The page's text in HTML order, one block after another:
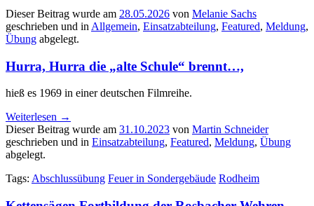
Dieser Beitrag wurde am 28.05.2026 von Melanie Sachs
geschrieben und in Allgemein, Einsatzabteilung, Featured, Meldung,
Übung abgelegt.
Hurra, Hurra die „alte Schule“ brennt…,
hieß es 1969 in einer deutschen Filmreihe.
Weiterlesen →
Dieser Beitrag wurde am 31.10.2023 von Martin Schneider
geschrieben und in Einsatzabteilung, Featured, Meldung, Übung
abgelegt.
Tags: Abschlussübung Feuer in Sondergebäude Rodheim